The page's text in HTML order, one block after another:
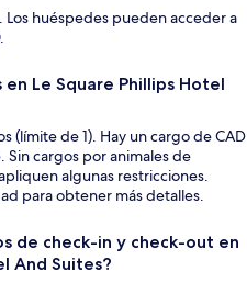
Los huéspedes pueden acceder a
Le Square Phillips Hotel
(límite de 1). Hay un cargo de CAD
cargos por animales de
algunas restricciones.
para obtener más detalles.
de check-in y check-out en
And Suites?